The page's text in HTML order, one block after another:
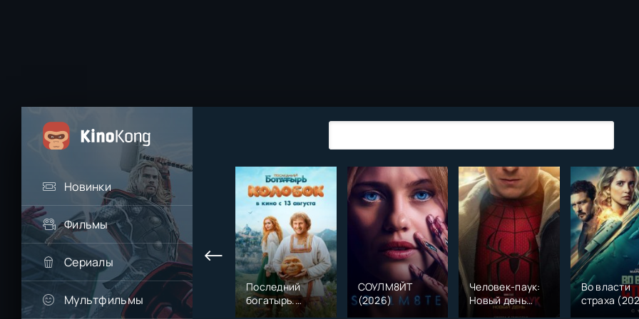
Новинки
Фильмы
Сериалы
Мультфильмы
Последний
богатырь.
Колобок (2026)
СОУЛМ8ЙТ
(2026)
Человек-паук:
Новый день
(2026)
Во власти
страха